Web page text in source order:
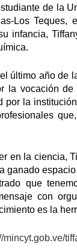
de la
Los Teques,
infancia,
último año de
la vocación
por la
en la ciencia,
ganado
que
con
es la
mincyt.gob.ve/